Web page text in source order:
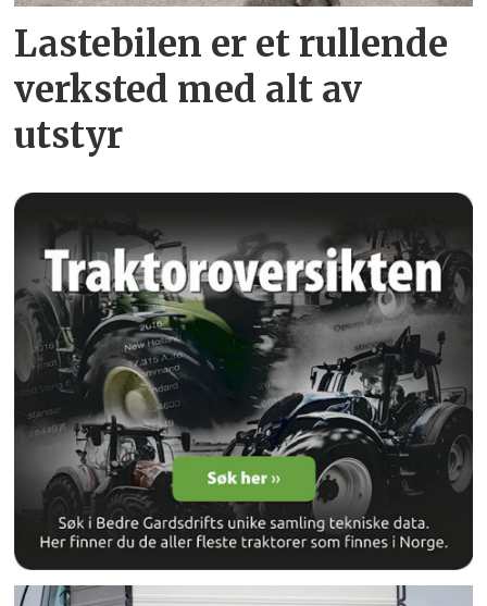
Lastebilen er et rullende
verksted med alt av
utstyr